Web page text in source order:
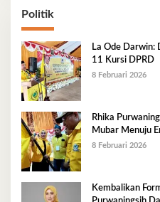
Politik
La Ode Darwin:
11 Kursi DPRD
8 Februari 2026
Rhika
Mubar Menuju
8 Februari 2026
Kembalikan